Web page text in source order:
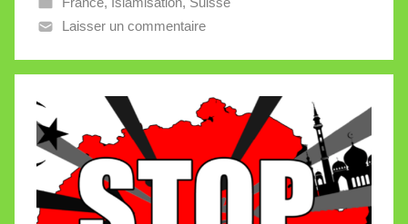
e
V
l
e
Laisser un commentaire